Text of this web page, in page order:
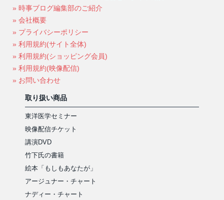
» 時事ブログ編集部のご紹介
» 会社概要
» プライバシーポリシー
» 利用規約(サイト全体)
» 利用規約(ショッピング会員)
» 利用規約(映像配信)
» お問い合わせ
取り扱い商品
東洋医学セミナー
映像配信チケット
講演DVD
竹下氏の書籍
絵本「もしもあなたが」
アージュナー・チャート
ナディー・チャート